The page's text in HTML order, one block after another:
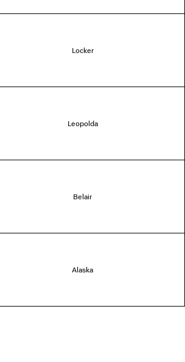
Locker
Leopolda
Belair
Alaska